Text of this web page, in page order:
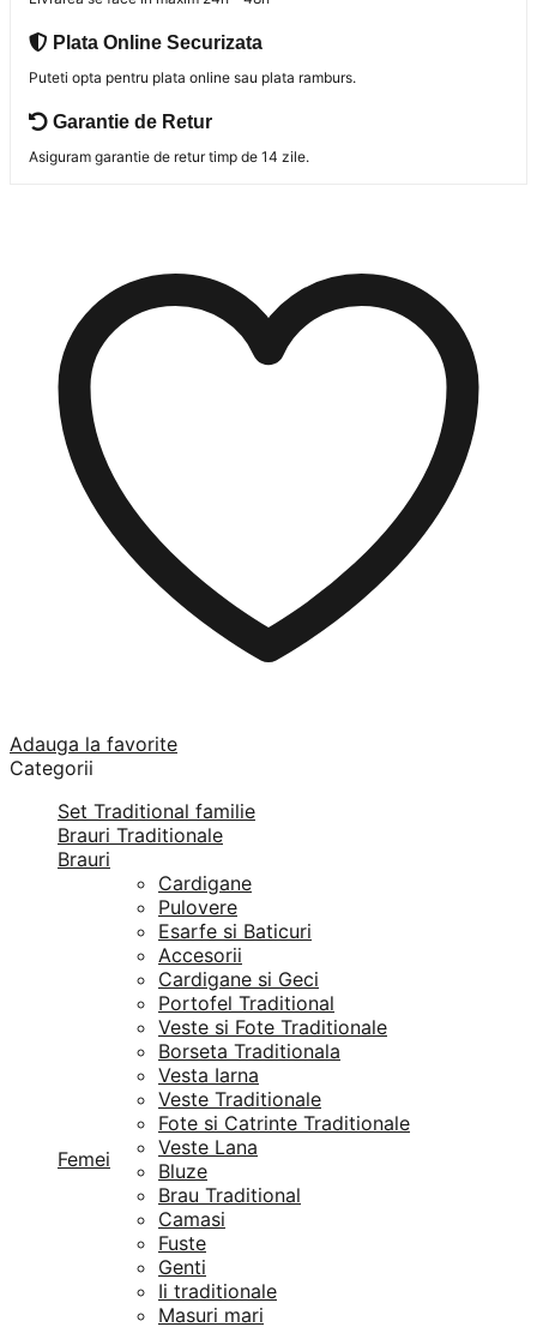
Plata Online Securizata
Puteti opta pentru plata online sau plata ramburs.
Garantie de Retur
Asiguram garantie de retur timp de 14 zile.
Adauga la favorite
Categorii
Set Traditional familie
Brauri Traditionale
Brauri
Femei
Cardigane
Pulovere
Esarfe si Baticuri
Accesorii
Cardigane si Geci
Portofel Traditional
Veste si Fote Traditionale
Borseta Traditionala
Vesta Iarna
Veste Traditionale
Fote si Catrinte Traditionale
Veste Lana
Bluze
Brau Traditional
Camasi
Fuste
Genti
Ii traditionale
Masuri mari